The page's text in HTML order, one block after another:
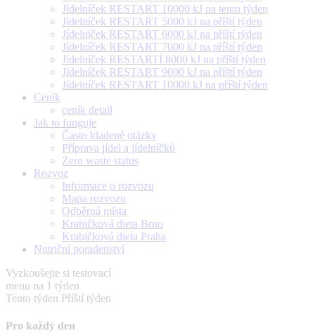
Jídelníček RESTART 10000 kJ na tento týden
Jídelníček RESTART 5000 kJ na příští týden
Jídelníček RESTART 6000 kJ na příští týden
Jídelníček RESTART 7000 kJ na příští týden
Jídelníček RESTARTÍ 8000 kJ na příští týden
Jídelníček RESTART 9000 kJ na příští týden
Jídelníček RESTART 10000 kJ na příští týden
Ceník
ceník detail
Jak to funguje
Často kladené otázky
Příprava jídel a jídelníčků
Zero waste status
Rozvoz
Informace o rozvozu
Mapa rozvozu
Odběrná místa
Krabičková dieta Brno
Krabičková dieta Praha
Nutriční poradenství
Vyzkoušejte si testovací
menu na 1 týden
Tento týden Příští týden
Pro každý den